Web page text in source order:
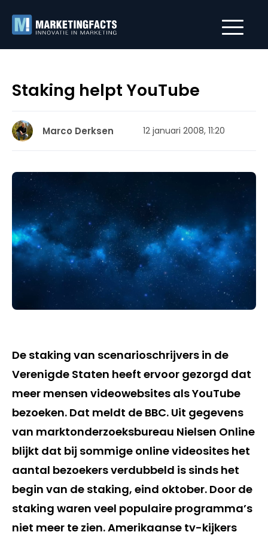
Staking helpt YouTube
Marco Derksen 12 januari 2008, 11:20
De staking van scenarioschrijvers in de
Verenigde Staten heeft ervoor gezorgd dat
meer mensen videowebsites als YouTube
bezoeken. Dat meldt de BBC. Uit gegevens
van marktonderzoeksbureau Nielsen Online
blijkt dat bij sommige online videosites het
aantal bezoekers verdubbeld is sinds het
begin van de staking, eind oktober. Door de
staking waren veel populaire programma’s
niet meer te zien. Amerikaanse tv-kijkers